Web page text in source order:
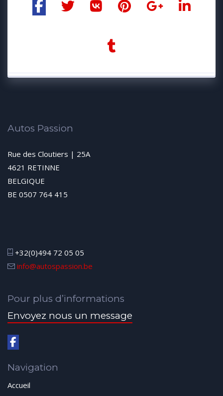
Autos Passion
Rue des Cloutiers | 25A
4621 RETINNE
BELGIQUE
BE 0507 764 415
+32(0)494 72 05 05
info@autospassion.be
Pour plus d’informations
Envoyez nous un message
Navigation
Accueil